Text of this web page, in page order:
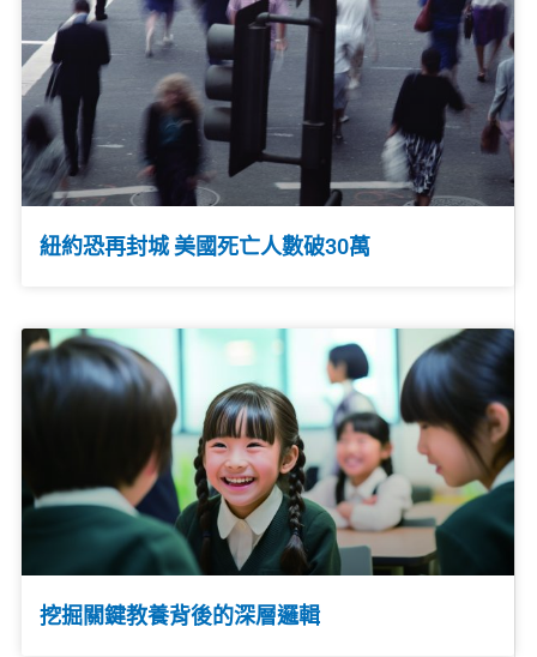
紐約恐再封城 美國死亡人數破30萬
挖掘關鍵教養背後的深層邏輯